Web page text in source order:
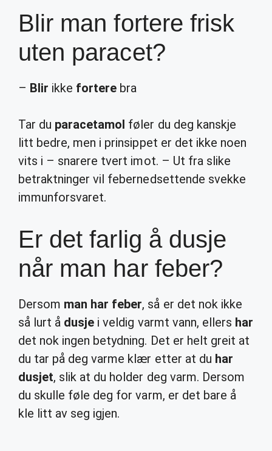
Blir man fortere frisk
uten paracet?
– Blir ikke fortere bra
Tar du paracetamol føler du deg kanskje
litt bedre, men i prinsippet er det ikke noen
vits i – snarere tvert imot. – Ut fra slike
betraktninger vil febernedsettende svekke
immunforsvaret.
Er det farlig å dusje
når man har feber?
Dersom man har feber, så er det nok ikke
så lurt å dusje i veldig varmt vann, ellers har
det nok ingen betydning. Det er helt greit at
du tar på deg varme klær etter at du har
dusjet, slik at du holder deg varm. Dersom
du skulle føle deg for varm, er det bare å
kle litt av seg igjen.